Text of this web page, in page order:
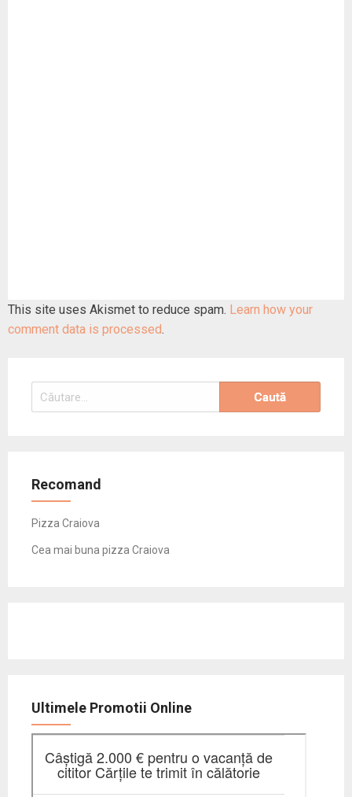
This site uses Akismet to reduce spam. Learn how your
comment data is processed.
Caută
după:
Recomand
Pizza Craiova
Cea mai buna pizza Craiova
Ultimele Promotii Online